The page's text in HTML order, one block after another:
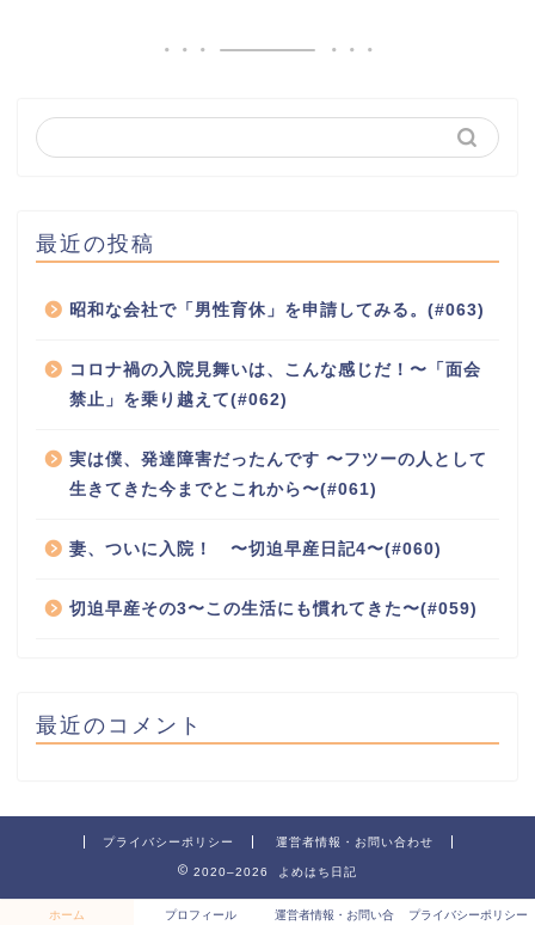
最近の投稿
昭和な会社で「男性育休」を申請してみる。(#063)
コロナ禍の入院見舞いは、こんな感じだ！〜「面会
禁止」を乗り越えて(#062)
実は僕、発達障害だったんです 〜フツーの人として
生きてきた今までとこれから〜(#061)
妻、ついに入院！ 〜切迫早産日記4〜(#060)
切迫早産その3〜この生活にも慣れてきた〜(#059)
最近のコメント
プライバシーポリシー 運営者情報・お問い合わせ
2020–2026 よめはち日記
ホーム プロフィール 運営者情報・お問い合 プライバシーポリシー